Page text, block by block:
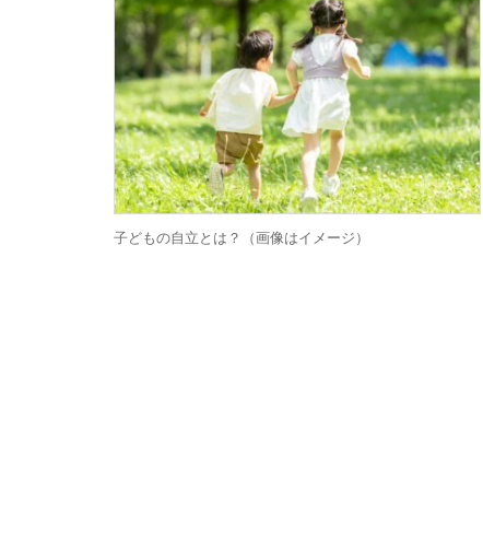
子どもの自立とは？（画像はイメージ）